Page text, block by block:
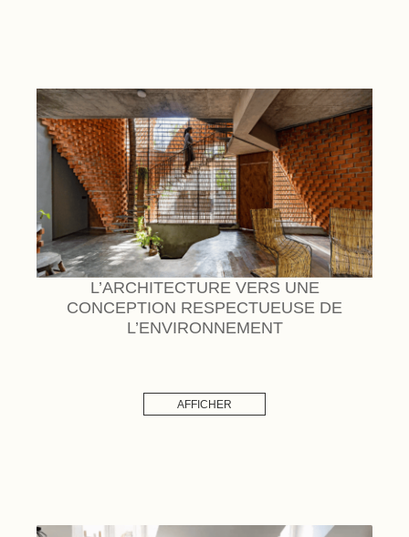
L’ARCHITECTURE VERS UNE
CONCEPTION RESPECTUEUSE DE
L’ENVIRONNEMENT
AFFICHER